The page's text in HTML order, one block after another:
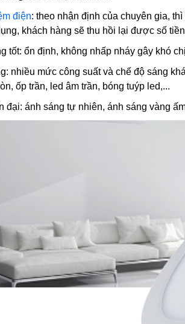
điện: theo nhận định của chuyên gia,
khách hàng sẽ thu hồi lại được số
tốt: ổn định, không nhấp nháy gây khó
nhiều mức công suất và chế độ sáng
ốp trần, led âm trần, bóng tuýp led,...
đại: ánh sáng tự nhiên, ánh sáng vàng